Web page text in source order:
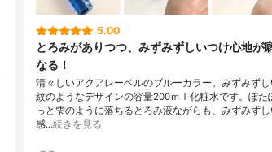
5.00
とろみがありつつ、みずみずしいつけ心地が
なる！
清々しいアクアレーベルのブルーカラー。みずみずし
紋のようなデザインの容量200ｍｌ化粧水です。ぽた
っと雫のように落ちるとろみ液ながらも、みずみず
感…続きを見る